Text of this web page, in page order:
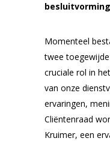
Momenteel
twee toegewijde
cruciale rol in
van onze
ervaringen,
Cliëntenraad
Kruimer, een